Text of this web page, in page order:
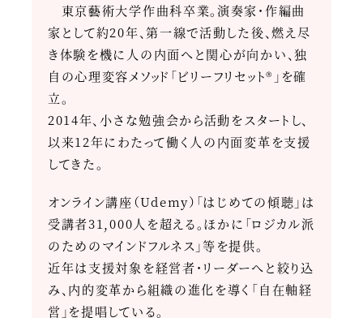
東京藝術大学作曲科卒業。演奏家・作編曲
家として約20年、第一線で活動した後、燃え尽
き体験を機に人の内面へと関心が向かい、独
自の心理変容メソッド「ビリーフリセット®」を確
立。
2014年、小さな勉強会から活動をスタートし、
以来12年にわたって働く人の内面変革を支援
してきた。
オンライン講座（Udemy）「はじめての傾聴」は
受講者31,000人を超える。ほかに「ロジカル派
のためのマインドフルネス」等を提供。
近年は支援対象を経営者・リーダーへと絞り込
み、内的変革から組織の進化を導く「自在軸経
営」を提唱している。